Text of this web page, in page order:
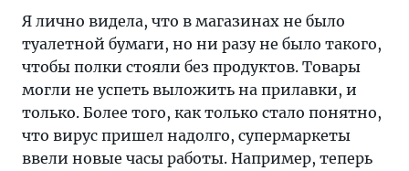
Я лично видела, что в магазинах не было
туалетной бумаги, но ни разу не было такого,
чтобы полки стояли без продуктов. Товары
могли не успеть выложить на прилавки, и
только. Более того, как только стало понятно,
что вирус пришел надолго, супермаркеты
ввели новые часы работы. Например, теперь